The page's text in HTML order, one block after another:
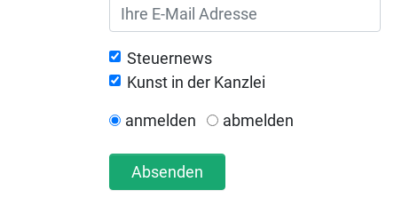
Steuernews
Kunst in der Kanzlei
anmelden abmelden
Absenden